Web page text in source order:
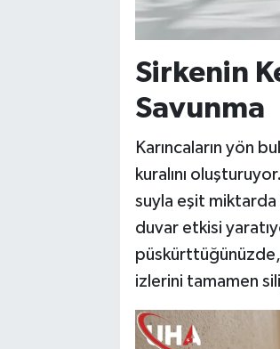
Sirkenin
Savunma
Karıncaların yön
kuralını
suyla eşit miktarda
duvar etkisi
püskürttüğünüzde,
izlerini tamamen